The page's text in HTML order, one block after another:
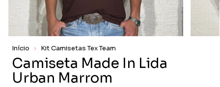
Início Kit Camisetas Tex Team
Camiseta Made In Lida
Urban Marrom